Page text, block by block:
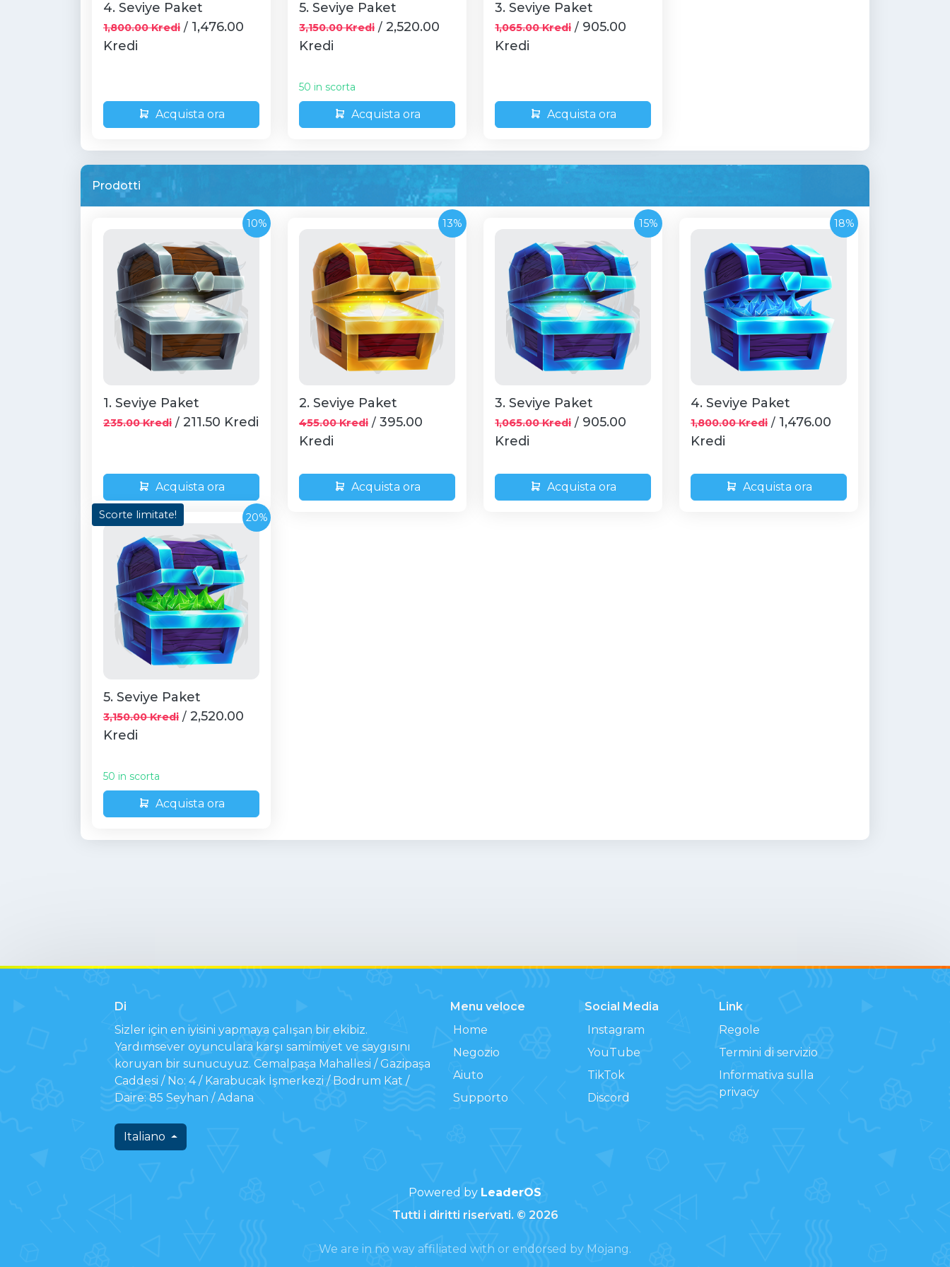
4. Seviye Paket
1,800.00 Kredi / 1,476.00
Kredi
Acquista ora
5. Seviye Paket
3,150.00 Kredi / 2,520.00
Kredi
50 in scorta
Acquista ora
3. Seviye Paket
1,065.00 Kredi / 905.00
Kredi
Acquista ora
Prodotti
10%
1. Seviye Paket
235.00 Kredi / 211.50 Kredi
Acquista ora
13%
2. Seviye Paket
455.00 Kredi / 395.00
Kredi
Acquista ora
15%
3. Seviye Paket
1,065.00 Kredi / 905.00
Kredi
Acquista ora
18%
4. Seviye Paket
1,800.00 Kredi / 1,476.00
Kredi
Acquista ora
Scorte limitate! 20%
5. Seviye Paket
3,150.00 Kredi / 2,520.00
Kredi
50 in scorta
Acquista ora
Di
Sizler için en iyisini yapmaya çalışan bir ekibiz.
Yardımsever oyunculara karşı samimiyet ve saygısını
koruyan bir sunucuyuz. Cemalpaşa Mahallesi / Gazipaşa
Caddesi / No: 4 / Karabucak İşmerkezi / Bodrum Kat /
Daire: 85 Seyhan / Adana
Italiano
Menu veloce
Home
Negozio
Aiuto
Supporto
Social Media
Instagram
YouTube
TikTok
Discord
Link
Regole
Termini di servizio
Informativa sulla
privacy
Powered by LeaderOS
Tutti i diritti riservati. © 2026
We are in no way affiliated with or endorsed by Mojang.